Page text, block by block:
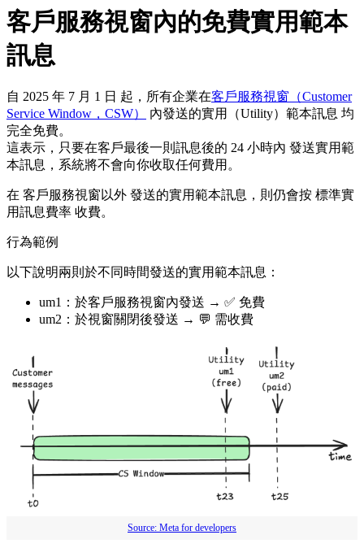
客戶服務視窗內的免費實用範本
訊息
自 2025 年 7 月 1 日 起，所有企業在客戶服務視窗（Customer
Service Window，CSW）
內發送的實用（Utility）範本訊息 均
完全免費。
這表示，只要在客戶最後一則訊息後的 24 小時內 發送實用範
本訊息，系統將不會向你收取任何費用。
在 客戶服務視窗以外 發送的實用範本訊息，則仍會按 標準實
用訊息費率 收費。
行為範例
以下說明兩則於不同時間發送的實用範本訊息：
um1：於客戶服務視窗內發送 → ✅ 免費
um2：於視窗關閉後發送 → 💬 需收費
Source: Meta for developers